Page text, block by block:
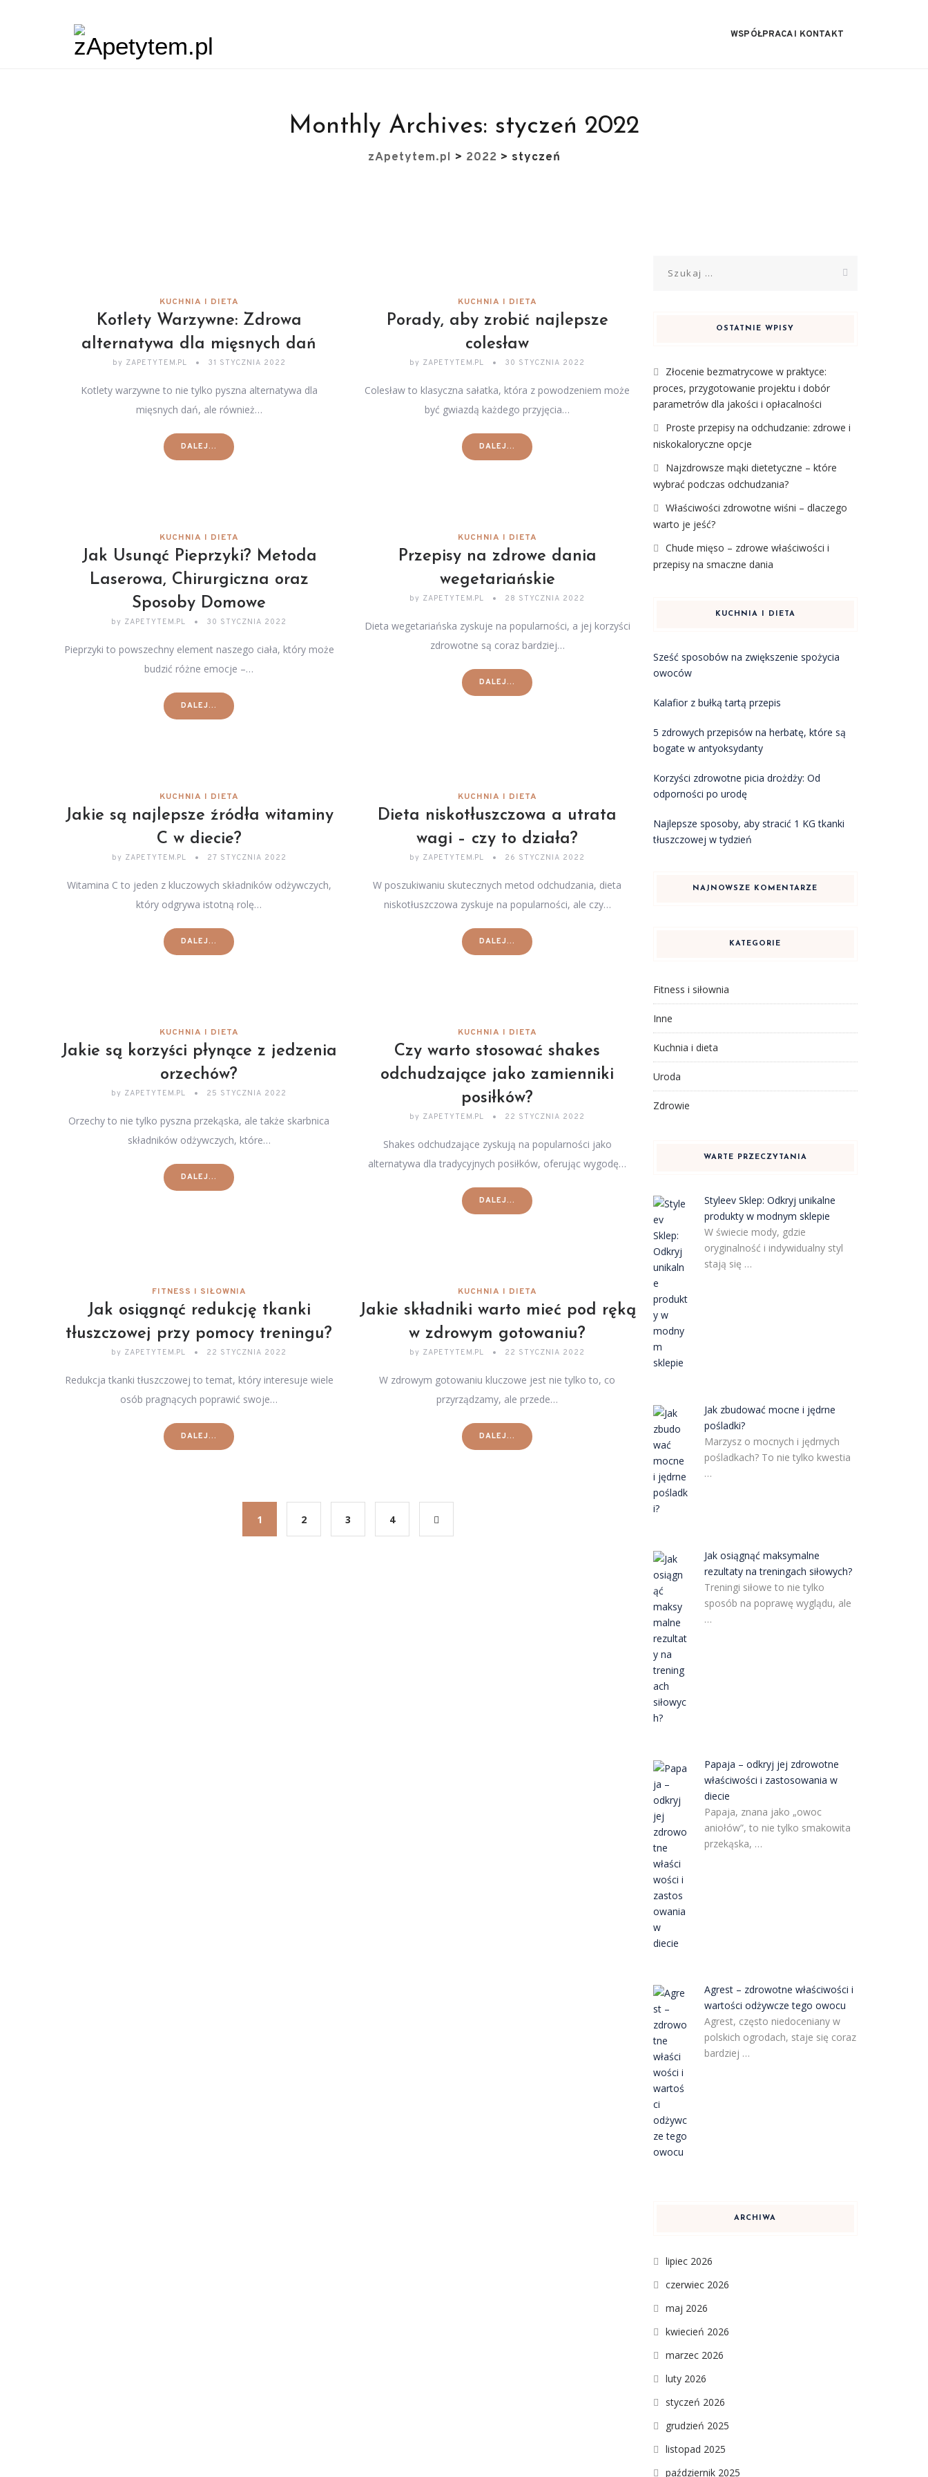
WSPÓŁPRACA I KONTAKT
Monthly Archives: styczeń 2022
zApetytem.pl > 2022 > styczeń
KUCHNIA I DIETA
Kotlety Warzywne: Zdrowa
alternatywa dla mięsnych dań
by ZAPETYTEM.PL 31 STYCZNIA 2022
Kotlety warzywne to nie tylko pyszna alternatywa dla
mięsnych dań, ale również…
DALEJ...
KUCHNIA I DIETA
Porady, aby zrobić najlepsze
colesław
by ZAPETYTEM.PL 30 STYCZNIA 2022
Colesław to klasyczna sałatka, która z powodzeniem może
być gwiazdą każdego przyjęcia…
DALEJ...
KUCHNIA I DIETA
Jak Usunąć Pieprzyki? Metoda
Laserowa, Chirurgiczna oraz
Sposoby Domowe
by ZAPETYTEM.PL 30 STYCZNIA 2022
Pieprzyki to powszechny element naszego ciała, który może
budzić różne emocje –…
DALEJ...
KUCHNIA I DIETA
Przepisy na zdrowe dania
wegetariańskie
by ZAPETYTEM.PL 28 STYCZNIA 2022
Dieta wegetariańska zyskuje na popularności, a jej korzyści
zdrowotne są coraz bardziej…
DALEJ...
KUCHNIA I DIETA
Jakie są najlepsze źródła witaminy
C w diecie?
by ZAPETYTEM.PL 27 STYCZNIA 2022
Witamina C to jeden z kluczowych składników odżywczych,
który odgrywa istotną rolę…
DALEJ...
KUCHNIA I DIETA
Dieta niskotłuszczowa a utrata
wagi – czy to działa?
by ZAPETYTEM.PL 26 STYCZNIA 2022
W poszukiwaniu skutecznych metod odchudzania, dieta
niskotłuszczowa zyskuje na popularności, ale czy…
DALEJ...
KUCHNIA I DIETA
Jakie są korzyści płynące z jedzenia
orzechów?
by ZAPETYTEM.PL 25 STYCZNIA 2022
Orzechy to nie tylko pyszna przekąska, ale także skarbnica
składników odżywczych, które…
DALEJ...
KUCHNIA I DIETA
Czy warto stosować shakes
odchudzające jako zamienniki
posiłków?
by ZAPETYTEM.PL 22 STYCZNIA 2022
Shakes odchudzające zyskują na popularności jako
alternatywa dla tradycyjnych posiłków, oferując wygodę…
DALEJ...
FITNESS I SIŁOWNIA
Jak osiągnąć redukcję tkanki
tłuszczowej przy pomocy treningu?
by ZAPETYTEM.PL 22 STYCZNIA 2022
Redukcja tkanki tłuszczowej to temat, który interesuje wiele
osób pragnących poprawić swoje…
DALEJ...
KUCHNIA I DIETA
Jakie składniki warto mieć pod ręką
w zdrowym gotowaniu?
by ZAPETYTEM.PL 22 STYCZNIA 2022
W zdrowym gotowaniu kluczowe jest nie tylko to, co
przyrządzamy, ale przede…
DALEJ...
1 2 3 4
OSTATNIE WPISY
Złocenie bezmatrycowe w praktyce:
proces, przygotowanie projektu i dobór
parametrów dla jakości i opłacalności
Proste przepisy na odchudzanie: zdrowe i
niskokaloryczne opcje
Najzdrowsze mąki dietetyczne – które
wybrać podczas odchudzania?
Właściwości zdrowotne wiśni – dlaczego
warto je jeść?
Chude mięso – zdrowe właściwości i
przepisy na smaczne dania
KUCHNIA I DIETA
Sześć sposobów na zwiększenie spożycia
owoców
Kalafior z bułką tartą przepis
5 zdrowych przepisów na herbatę, które są
bogate w antyoksydanty
Korzyści zdrowotne picia drożdży: Od
odporności po urodę
Najlepsze sposoby, aby stracić 1 KG tkanki
tłuszczowej w tydzień
NAJNOWSZE KOMENTARZE
KATEGORIE
Fitness i siłownia
Inne
Kuchnia i dieta
Uroda
Zdrowie
WARTE PRZECZYTANIA
Styleev Sklep: Odkryj unikalne
produkty w modnym sklepie
W świecie mody, gdzie
oryginalność i indywidualny styl
stają się …
Jak zbudować mocne i jędrne
pośladki?
Marzysz o mocnych i jędrnych
pośladkach? To nie tylko kwestia
…
Jak osiągnąć maksymalne
rezultaty na treningach siłowych?
Treningi siłowe to nie tylko
sposób na poprawę wyglądu, ale
…
Papaja – odkryj jej zdrowotne
właściwości i zastosowania w
diecie
Papaja, znana jako „owoc
aniołów”, to nie tylko smakowita
przekąska, …
Agrest – zdrowotne właściwości i
wartości odżywcze tego owocu
Agrest, często niedoceniany w
polskich ogrodach, staje się coraz
bardziej …
ARCHIWA
lipiec 2026
czerwiec 2026
maj 2026
kwiecień 2026
marzec 2026
luty 2026
styczeń 2026
grudzień 2025
listopad 2025
październik 2025